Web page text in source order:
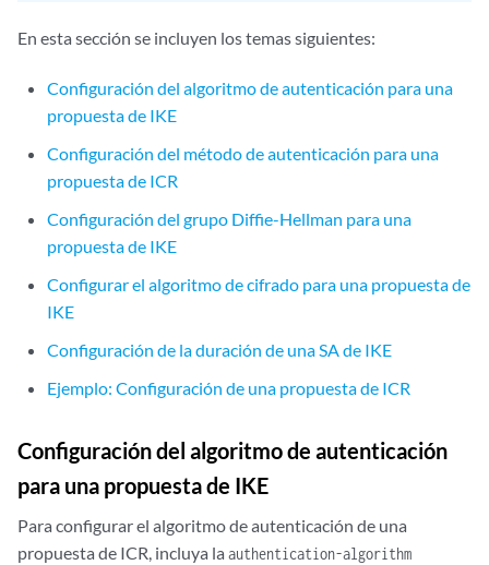
En esta sección se incluyen los temas siguientes:
Configuración del algoritmo de autenticación para una
propuesta de IKE
Configuración del método de autenticación para una
propuesta de ICR
Configuración del grupo Diffie-Hellman para una
propuesta de IKE
Configurar el algoritmo de cifrado para una propuesta de
IKE
Configuración de la duración de una SA de IKE
Ejemplo: Configuración de una propuesta de ICR
Configuración del algoritmo de autenticación
para una propuesta de IKE
Para configurar el algoritmo de autenticación de una
propuesta de ICR, incluya la authentication-algorithm